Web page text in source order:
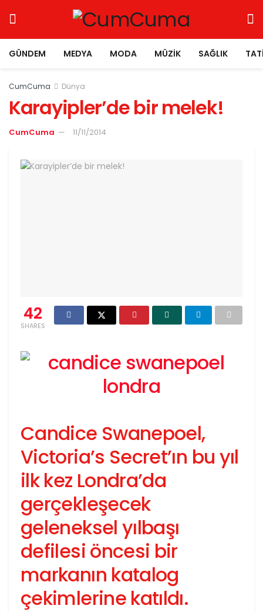
GÜNDEM MEDYA MODA MÜZIK SAĞLIK
CumCuma Dünya
Karayipler’de bir melek!
CumCuma 11/11/2014
42
SHARES
Candice Swanepoel,
Victoria’s Secret’ın bu yıl
ilk kez Londra’da
gerçekleşecek
geleneksel yılbaşı
defilesi öncesi bir
markanın katalog
çekimlerine katıldı.